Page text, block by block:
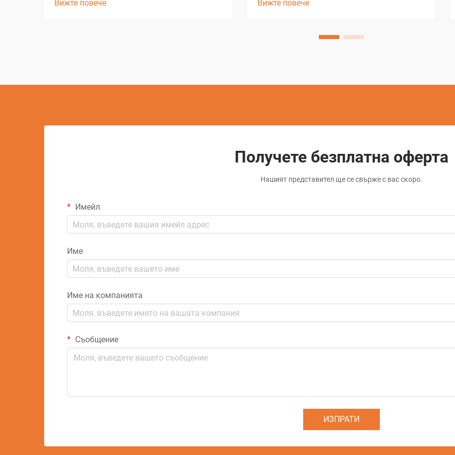
революционизиран от CNC режещи
Вижте повече
безпрецедентна точност и
микроразходи и сложни геометрии.
Вижте повече
Получете безплатна оферта
Нашият представител ще се свърже с вас скоро.
Имейл
Име
Име на компанията
Съобщение
ИЗПРАТИ